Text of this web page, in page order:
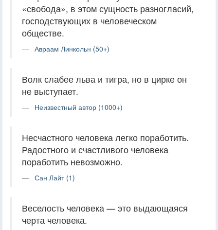
«свобода», в этом сущность разногласий,
господствующих в человеческом
обществе.
Авраам Линкольн (50+)
Волк слабее льва и тигра, но в цирке он
не выступает.
Неизвестный автор (1000+)
Несчастного человека легко поработить.
Радостного и счастливого человека
поработить невозможно.
Сан Лайт (1)
Веселость человека — это выдающаяся
черта человека.